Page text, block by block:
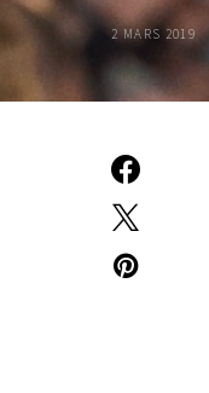
2 MARS 2019